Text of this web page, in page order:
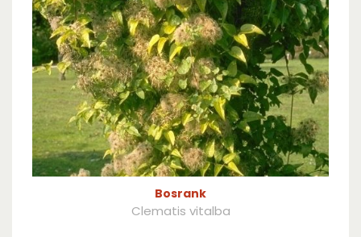
Bosrank
Clematis vitalba